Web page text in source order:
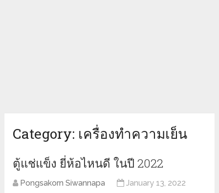
Category: เครื่องทำความเย็น
ตู้แช่แข็ง ยี่ห้อไหนดี ในปี 2022
Pongsakorn Siwannapa January 13, 2022